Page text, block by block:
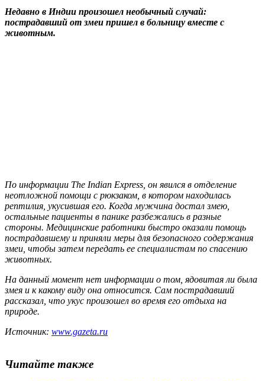
Недавно в Индии произошел необычный случай:
пострадавший от змеи пришел в больницу вместе с
животным.
По информации The Indian Express, он явился в отделение
неотложной помощи с рюкзаком, в котором находилась
рептилия, укусившая его. Когда мужчина достал змею,
остальные пациенты в панике разбежались в разные
стороны. Медицинские работники быстро оказали помощь
пострадавшему и приняли меры для безопасного содержания
змеи, чтобы затем передать ее специалистам по спасению
животных.
На данный момент нет информации о том, ядовитая ли была
змея и к какому виду она относится. Сам пострадавший
рассказал, что укус произошел во время его отдыха на
природе.
Источник: www.gazeta.ru
Читайте также